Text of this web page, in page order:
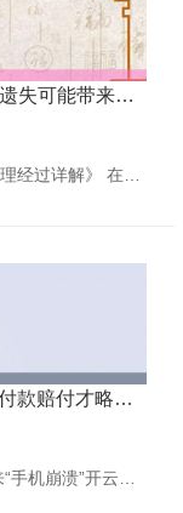
体育游戏app平台紧要证件或物品的遗失可能带来诸多未便-开云(中国)kaiyun体育网址-登录入口
开云体育(中国)官方网站但他们必须付款赔付才略范围-开云(中国)kaiyun体育网址-登录入口